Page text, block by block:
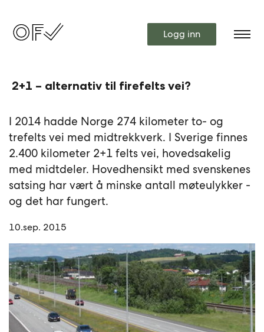
Logg inn
2+1 – alternativ til firefelts vei?
I 2014 hadde Norge 274 kilometer to- og
trefelts vei med midtrekkverk. I Sverige finnes
2.400 kilometer 2+1 felts vei, hovedsakelig
med midtdeler. Hovedhensikt med svenskenes
satsing har vært å minske antall møteulykker -
og det har fungert.
10.sep. 2015